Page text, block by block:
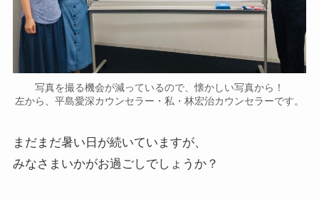
写真を撮る機会が減っているので、懐かしい写真から！
左から、平島愛深カウンセラー・私・林宏治カウンセラーです。
まだまだ暑い日が続いていますが、
みなさまいかがお過ごしでしょうか？